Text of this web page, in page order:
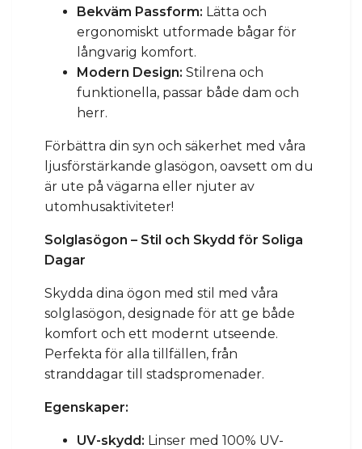
Bekväm Passform: Lätta och
ergonomiskt utformade bågar för
långvarig komfort.
Modern Design: Stilrena och
funktionella, passar både dam och
herr.
Förbättra din syn och säkerhet med våra
ljusförstärkande glasögon, oavsett om du
är ute på vägarna eller njuter av
utomhusaktiviteter!
Solglasögon – Stil och Skydd för Soliga
Dagar
Skydda dina ögon med stil med våra
solglasögon, designade för att ge både
komfort och ett modernt utseende.
Perfekta för alla tillfällen, från
stranddagar till stadspromenader.
Egenskaper:
UV-skydd: Linser med 100% UV-